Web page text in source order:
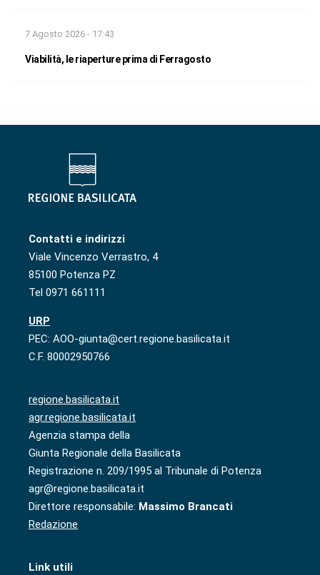
7 Agosto 2026 - 17:43
Viabilità, le riaperture prima di Ferragosto
Contatti e indirizzi
Viale Vincenzo Verrastro, 4
85100 Potenza PZ
Tel 0971 661111
URP
PEC: AOO-giunta@cert.regione.basilicata.it
C.F. 80002950766
regione.basilicata.it
agr.regione.basilicata.it
Agenzia stampa della
Giunta Regionale della Basilicata
Registrazione n. 209/1995 al Tribunale di Potenza
agr@regione.basilicata.it
Direttore responsabile: Massimo Brancati
Redazione
Link utili